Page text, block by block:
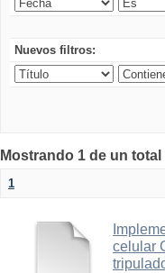
Nuevos filtros:
Mostrando 1 de un
1
celular